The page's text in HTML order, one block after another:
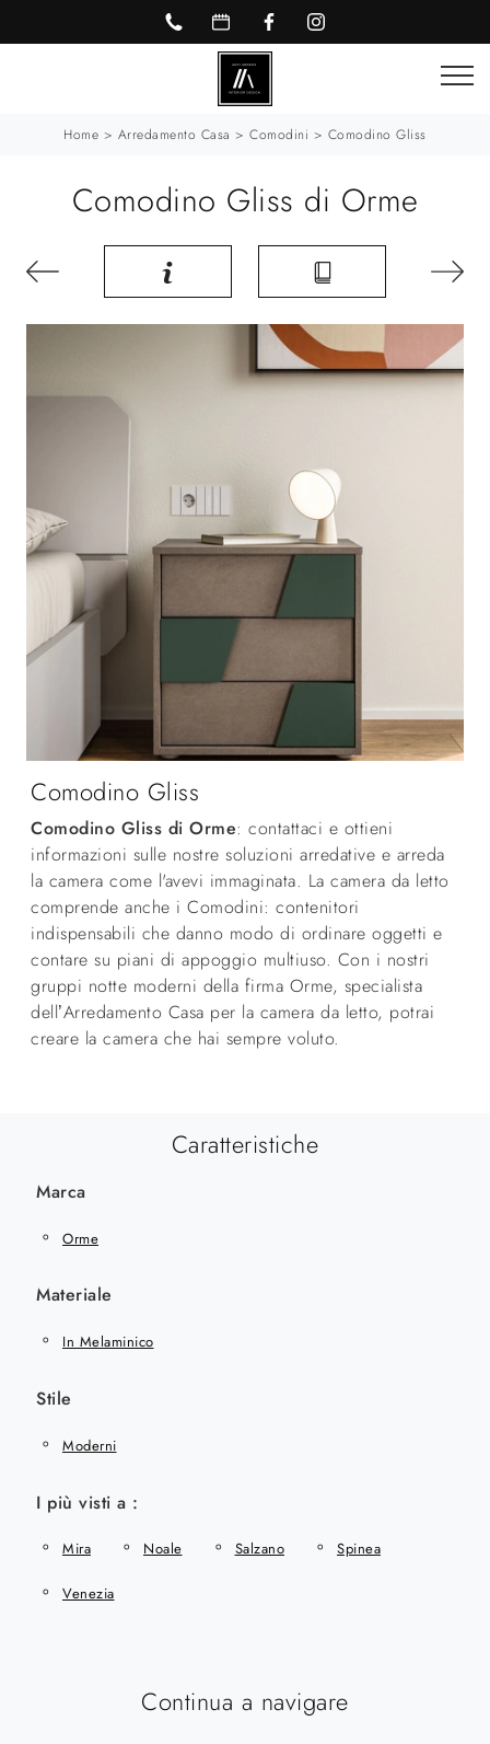
Home > Arredamento Casa >Comodini > Comodino Gliss
Comodino Gliss di Orme
Comodino Gliss
Comodino Gliss di Orme: contattaci e ottieni
informazioni sulle nostre soluzioni arredative e arreda
la camera come l'avevi immaginata. La camera da letto
comprende anche i Comodini: contenitori
indispensabili che danno modo di ordinare oggetti e
contare su piani di appoggio multiuso. Con i nostri
gruppi notte moderni della firma Orme, specialista
dell’Arredamento Casa per la camera da letto, potrai
creare la camera che hai sempre voluto.
Caratteristiche
Marca
Orme
Materiale
In Melaminico
Stile
Moderni
I più visti a :
Mira Noale Salzano Spinea
Venezia
Continua a navigare